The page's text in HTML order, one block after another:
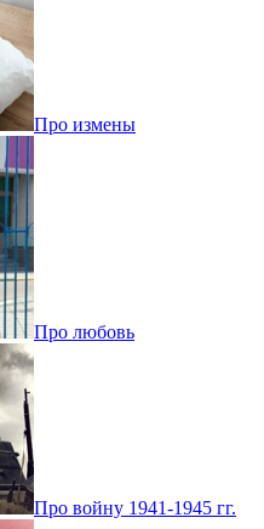
Про измены
Про любовь
Про войну 1941-1945 гг.